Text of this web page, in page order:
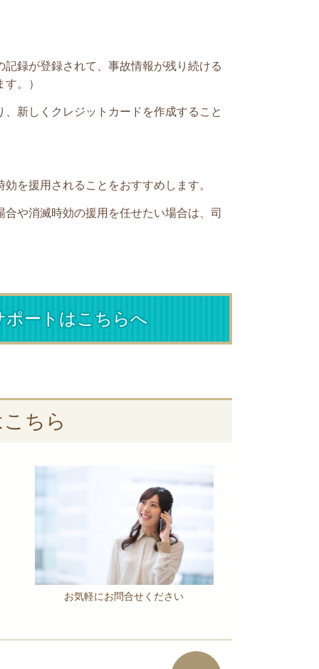
録が登録されて、事故情報が残り続ける
。）
新しくクレジットカードを作成すること
を援用されることをおすすめします。
や消滅時効の援用を任せたい場合は、司
ポートはこちらへ
ちら
お気軽にお問合せください